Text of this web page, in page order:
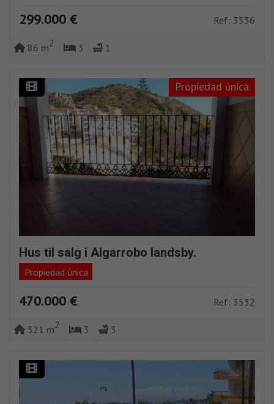
299.000 € Ref: 3536
86 m2 3 1
Propiedad única
Hus til salg i Algarrobo landsby.
Propiedad única
470.000 € Ref: 3532
321 m2 3 3